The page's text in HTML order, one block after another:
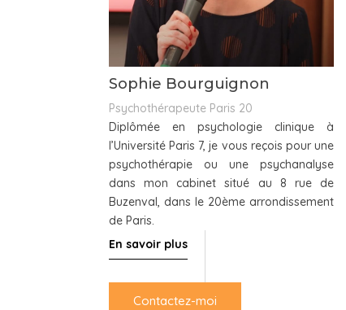
Sophie Bourguignon
Psychothérapeute Paris 20
Diplômée en psychologie clinique à
l’Université Paris 7, je vous reçois pour une
psychothérapie ou une psychanalyse
dans mon cabinet situé au 8 rue de
Buzenval, dans le 20ème arrondissement
de Paris.
En savoir plus
Contactez-moi